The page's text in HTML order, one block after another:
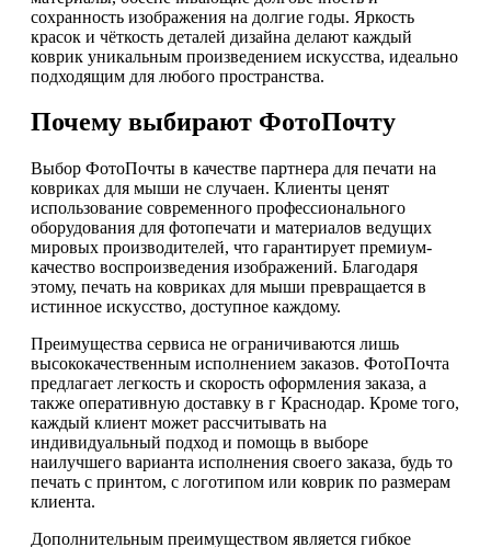
сохранность изображения на долгие годы. Яркость
красок и чёткость деталей дизайна делают каждый
коврик уникальным произведением искусства, идеально
подходящим для любого пространства.
Почему выбирают ФотоПочту
Выбор ФотоПочты в качестве партнера для печати на
ковриках для мыши не случаен. Клиенты ценят
использование современного профессионального
оборудования для фотопечати и материалов ведущих
мировых производителей, что гарантирует премиум-
качество воспроизведения изображений. Благодаря
этому, печать на ковриках для мыши превращается в
истинное искусство, доступное каждому.
Преимущества сервиса не ограничиваются лишь
высококачественным исполнением заказов. ФотоПочта
предлагает легкость и скорость оформления заказа, а
также оперативную доставку в г Краснодар. Кроме того,
каждый клиент может рассчитывать на
индивидуальный подход и помощь в выборе
наилучшего варианта исполнения своего заказа, будь то
печать с принтом, с логотипом или коврик по размерам
клиента.
Дополнительным преимуществом является гибкое